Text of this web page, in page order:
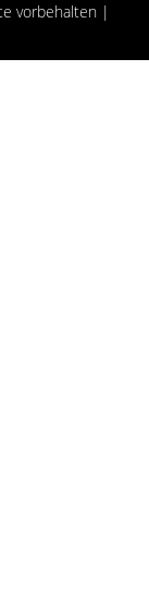
vorbehalten |